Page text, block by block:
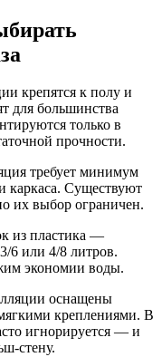
крепятся к полу и
для большинства
только в
прочности.
требует минимум
каркаса. Существуют
их выбор ограничен.
из пластика —
6 или 4/8 литров.
экономии воды.
оснащены
креплениями. В
игнорируется — и
стену.